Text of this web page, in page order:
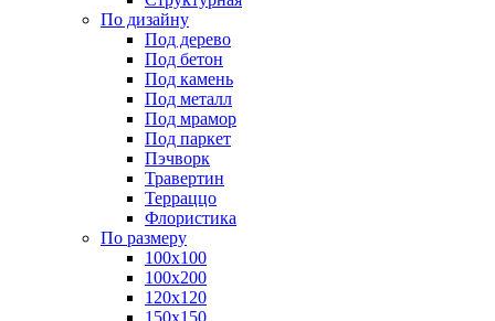
По дизайну
Под дерево
Под бетон
Под камень
Под металл
Под мрамор
Под паркет
Пэчворк
Травертин
Терраццо
Флористика
По размеру
100х100
100х200
120х120
150х150